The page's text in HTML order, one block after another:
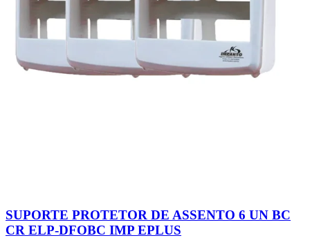
SUPORTE PROTETOR DE ASSENTO 6 UN BC
CR ELP-DFOBC IMP EPLUS